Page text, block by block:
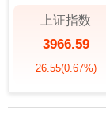
上证指数
3966.59
26.55(0.67%)